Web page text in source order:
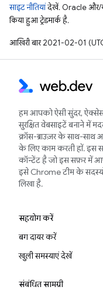
साइट नीतियांदेखें. Oracle और/
किया हुआ ट्रेडमार्क है.
आखिरी बार 2021-02-01
हम आपको ऐसी सुंदर,
सुरक्षित वेबसाइटें बनाने में
क्रॉस-ब्राउज़र के साथ-
के लिए काम करती हों. इस
कॉन्टेंट है जो इस सफ़र में
इसे Chrome टीम के सदस्यों
लिखा है.
सहयोग करें
बग दायर करें
खुली समस्याएं देखें
संबंधित सामग्री